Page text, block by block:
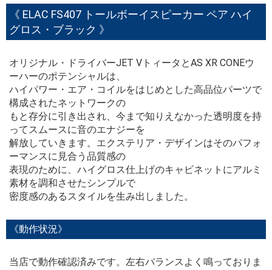
《 ELAC FS407 トールボーイスピーカー ペア ハイ
グロス・ブラック 》
オリジナル・ドライバーJET VトィータとAS XR CONEウ
ーハーのポテンシャルは、
ハイパワー・エア・コイルをはじめとした高品位パーツで
構成されたネットワークの
もと存分に引き出され、今まで知りえなかった透明度を持
ってスムースに音のエナジーを
解放していきます。エクステリア・デザインはそのパフォ
ーマンスに見合う品質感の
表現のために、ハイグロス仕上げのキャビネットにアルミ
素材を調和させたシンプルで
密度感のあるスタイルを生み出しました。
《動作状況》
当店で動作確認済みです。左右バランスよく鳴っておりま